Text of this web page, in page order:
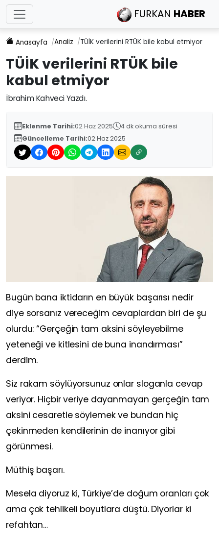
FURKAN HABER
Anasayfa Analiz TÜİK verilerini RTÜK bile kabul etmiyor
TÜİK verilerini RTÜK bile
kabul etmiyor
İbrahim Kahveci Yazdı.
Eklenme Tarihi:02 Haz 2025
4 dk okuma süresi
Güncelleme Tarihi:02 Haz 2025
Bugün bana iktidarın en büyük başarısı nedir
diye sorsanız vereceğim cevaplardan biri de şu
olurdu: “Gerçeğin tam aksini söyleyebilme
yeteneği ve kitlesini de buna inandırması”
derdim.
Siz rakam söylüyorsunuz onlar sloganla cevap
veriyor. Hiçbir veriye dayanmayan gerçeğin tam
aksini cesaretle söylemek ve bundan hiç
çekinmeden kendilerinin de inanıyor gibi
görünmesi.
Müthiş başarı.
Mesela diyoruz ki, Türkiye’de doğum oranları çok
ama çok tehlikeli boyutlara düştü. Diyorlar ki
refahtan…